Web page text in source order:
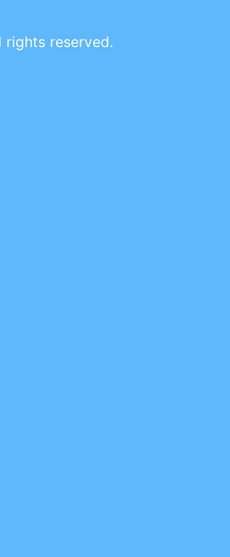
rights reserved.